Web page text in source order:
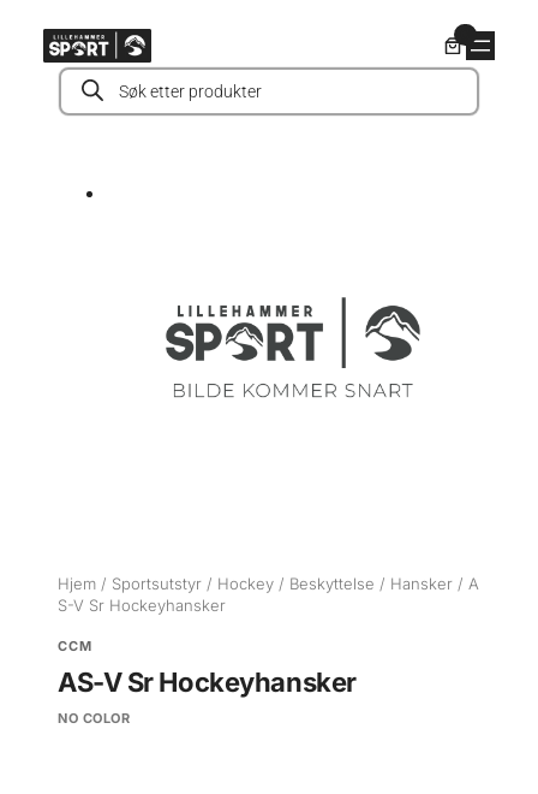
innholdProducts
search
Hjem / Sportsutstyr / Hockey / Beskyttelse / Hansker / A
S-V Sr Hockeyhansker
CCM
AS-V Sr Hockeyhansker
NO COLOR